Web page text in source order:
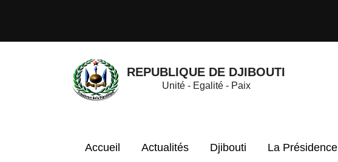
REPUBLIQUE DE DJIBOUTI
Unité - Egalité - Paix
Accueil Actualités Djibouti La Présidence